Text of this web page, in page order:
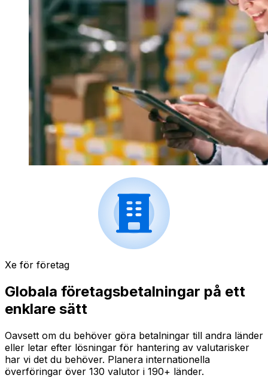
Xe för företag
Globala företagsbetalningar på ett
enklare sätt
Oavsett om du behöver göra betalningar till andra länder
eller letar efter lösningar för hantering av valutarisker
har vi det du behöver. Planera internationella
överföringar över 130 valutor i 190+ länder.